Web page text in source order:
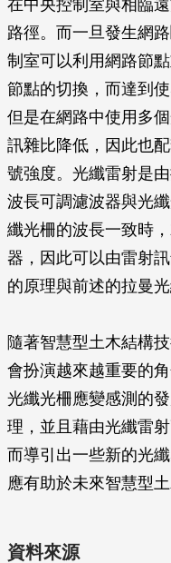
在中央控制室與相臨
路徑。而一旦發生網
制室可以利用網路節
節點的切換，而達到
但是在網路中使用多
訊雜比降低，因此也
號強度。光纖雷射是
波長可調濾波器與光
纖光柵的波長一致時
器，因此可以由雷射
的原理與前述的拉曼
隨著智慧型土木結構
會扮演越來越重要的
光纖光柵應變感測的
理，並且藉由光纖雷
而導引出一些新的光
應有助於未來智慧型土
資料來源